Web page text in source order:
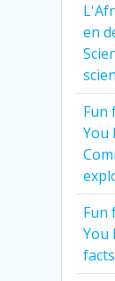
en
Fun
You
Fun
You